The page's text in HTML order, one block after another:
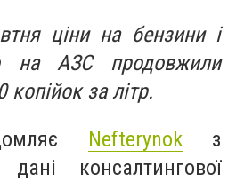
ціни на бензини і
на АЗС продовжили
за літр.
Nefterynokз
консалтингової